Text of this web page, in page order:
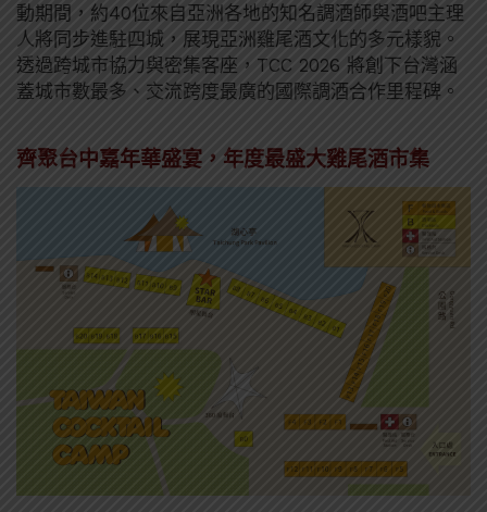
動期間，約40位來自亞洲各地的知名調酒師與酒吧主理
人將同步進駐四城，展現亞洲雞尾酒文化的多元樣貌。
透過跨城市協力與密集客座，TCC 2026 將創下台灣涵
蓋城市數最多、交流跨度最廣的國際調酒合作里程碑。
齊聚台中嘉年華盛宴，年度最盛大雞尾酒市集